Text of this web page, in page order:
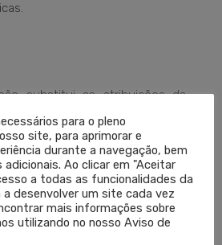
substitui as atribuições da
Técnicas do Conselho.
atos médicos, denúncias
e esclarecimentos de
de Ética Médica, é possível
com a Ouvidoria pelo telefone
opção 5, ou pelo e-mail
para o pleno
site, para aprimorar e
durante a navegação, bem
Ao clicar em "Aceitar
a todas as funcionalidades da
a desenvolver um site cada vez
mais informações sobre
utilizando no nosso Aviso de